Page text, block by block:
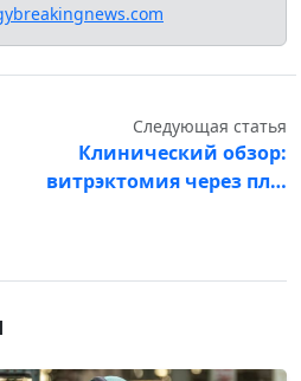
Следующая статья
Клинический обзор:
витрэктомия через пл…